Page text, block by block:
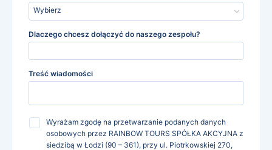
Wybierz
Dlaczego chcesz dołączyć do naszego zespołu?
Treść wiadomości
Wyrażam zgodę na przetwarzanie podanych danych
osobowych przez RAINBOW TOURS SPÓŁKA AKCYJNA z
siedzibą w Łodzi (90 – 361), przy ul. Piotrkowskiej 270,